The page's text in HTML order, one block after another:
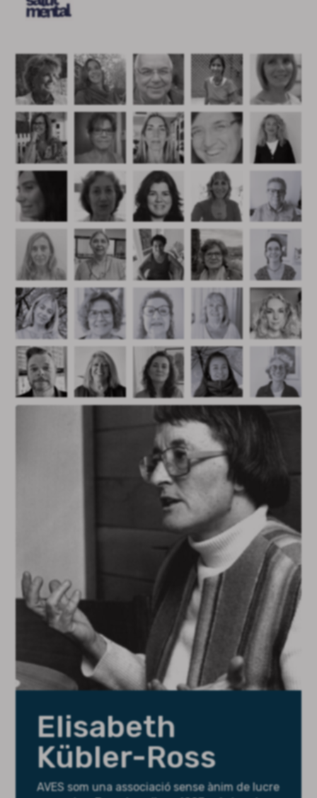
Elisabeth
Kübler-Ross
AVES som una associació sense ànim de lucre